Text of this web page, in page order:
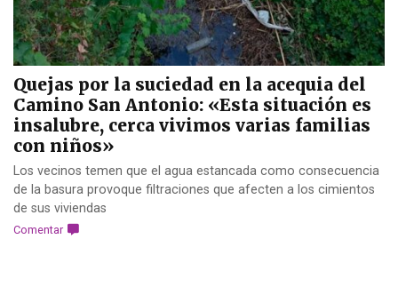
Quejas por la suciedad en la acequia del
Camino San Antonio: «Esta situación es
insalubre, cerca vivimos varias familias
con niños»
Los vecinos temen que el agua estancada como consecuencia
de la basura provoque filtraciones que afecten a los cimientos
de sus viviendas
Comentar